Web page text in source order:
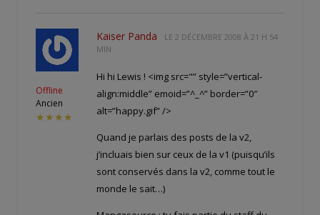
Offline
Ancien
★★★★
Kaiser Panda LE 2 DÉCEMBRE 2008 À 21 H 54
MIN
Hi hi Lewis ! <img src="” style=”vertical-
align:middle” emoid=”^_^” border=”0″
alt=”happy.gif” />
Quand je parlais des posts de la v2,
j’incluais bien sur ceux de la v1 (puisqu’ils
sont conservés dans la v2, comme tout le
monde le sait…)